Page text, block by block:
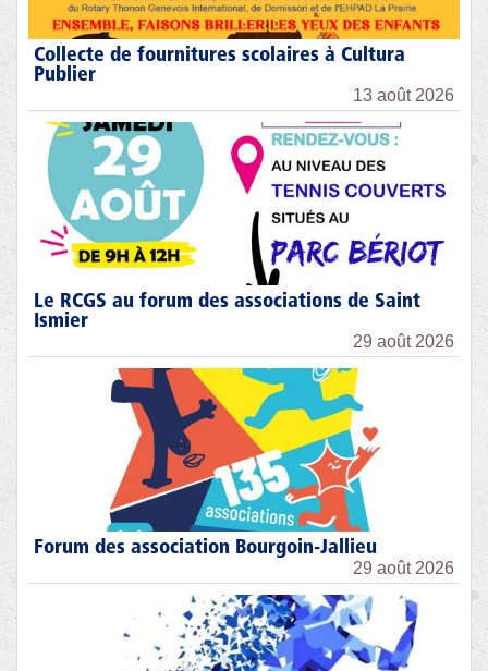
Collecte de fournitures scolaires à Cultura
Publier
13 août 2026
Le RCGS au forum des associations de Saint
Ismier
29 août 2026
Forum des association Bourgoin-Jallieu
29 août 2026